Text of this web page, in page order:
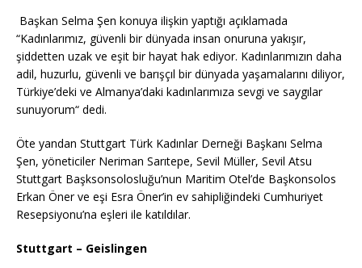
Başkan Selma Şen konuya ilişkin yaptığı açıklamada
“Kadınlarımız, güvenli bir dünyada insan onuruna yakışır,
şiddetten uzak ve eşit bir hayat hak ediyor. Kadınlarımızın daha
adil, huzurlu, güvenli ve barışçıl bir dünyada yaşamalarını diliyor,
Türkiye’deki ve Almanya’daki kadınlarımıza sevgi ve saygılar
sunuyorum“ dedi.
Öte yandan Stuttgart Türk Kadınlar Derneği Başkanı Selma
Şen, yöneticiler Neriman Sarıtepe, Sevil Müller, Sevil Atsu
Stuttgart Başksonsolosluğu’nun Maritim Otel’de Başkonsolos
Erkan Öner ve eşi Esra Öner’in ev sahipliğindeki Cumhuriyet
Resepsiyonu’na eşleri ile katıldılar.
Stuttgart – Geislingen